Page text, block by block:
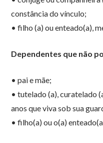
constância do vínculo;
• filho (a) ou enteado(a),
Dependentes que não
• pai e mãe;
• tutelado (a), curatelado
anos que viva sob sua
• filho(a) ou o(a)